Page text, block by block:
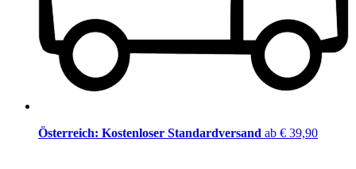
Österreich: Kostenloser Standardversand ab € 39,90